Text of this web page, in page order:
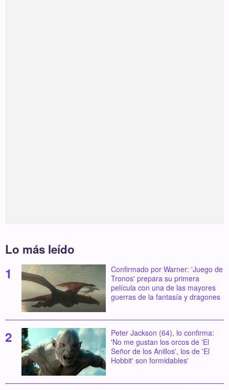
Lo más leído
Confirmado por Warner: 'Juego de
Tronos' prepara su primera
película con una de las mayores
guerras de la fantasía y dragones
Peter Jackson (64), lo confirma:
'No me gustan los orcos de 'El
Señor de los Anillos', los de 'El
Hobbit' son formidables'